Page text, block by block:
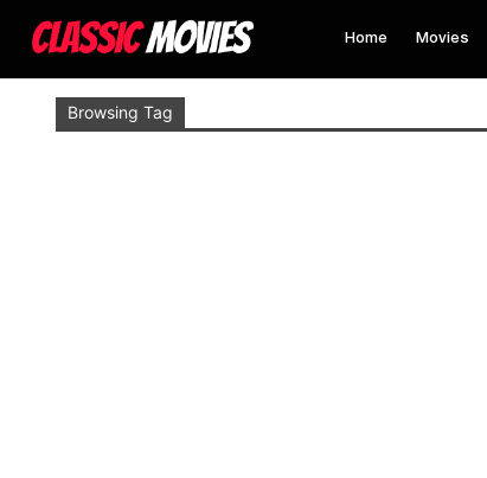
Home Movies
Browsing Tag